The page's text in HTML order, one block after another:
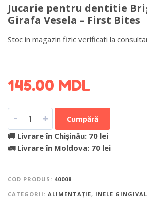
Jucarie pentru dentitie
Girafa Vesela – First Bites
Stoc in magazin fizic verificati la
145.00 MDL
- + Cumpără
🚚 Livrare în Chișinău: 70 lei
🚛 Livrare în Moldova: 70 lei
COD PRODUS: 40008
CATEGORII: ALIMENTAȚIE, INELE